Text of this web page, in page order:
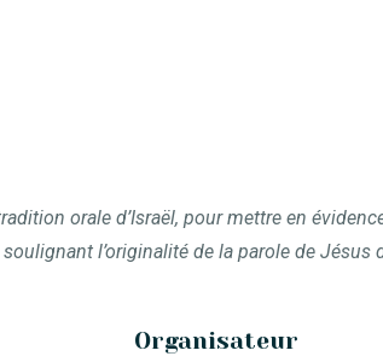
orale d’Israël, pour mettre en
l’originalité de la parole de Jésus
Organisateur